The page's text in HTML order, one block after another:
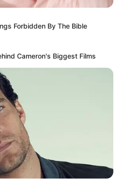
Forbidden By The Bible
Cameron's Biggest Films